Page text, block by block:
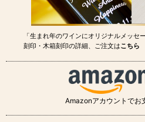
「生まれ年のワインにオリジナルメッセ
刻印・木箱刻印の詳細、ご注文はこちら
Amazonアカウントでお